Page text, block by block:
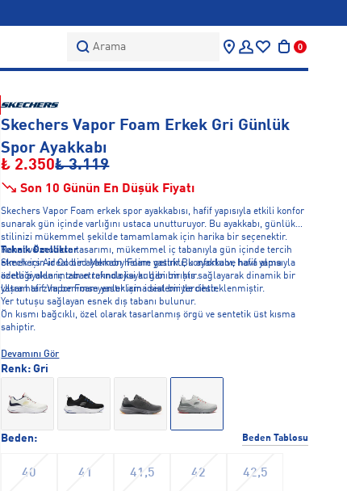
Arama 0
Skechers Vapor Foam Erkek Gri Günlük
Spor Ayakkabı
₺ 2.350₺ 3.119
Son 10 Günün En Düşük Fiyatı
Skechers Vapor Foam erkek spor ayakkabısı, hafif yapısıyla etkili konfor
sunarak gün içinde varlığını ustaca unutturuyor. Bu ayakkabı, günlük
stilinizi mükemmel şekilde tamamlamak için harika bir seçenektir.
Rahat ve modern tasarımı, mükemmel iç tabanıyla gün içinde tercih
etmek için ideal bir ayakkabı haline getirir.Bu ayakkabı, hafif yapısıyla
adeta ayaklarınızın etrafında kayar gibi bir his sağlayarak dinamik bir
yaşam tarzını benimseyenler için ideal bir tercihtir.
Teknik Özellikler
Skechers Air Cooled Memory Foam yastıklı, konforlu ve hava alma
özelliği olan iç taban teknolojisi kullanılmıştır.
Ultra hafif Vapor Foam yastıklama sistemiyle desteklenmiştir.
Yer tutuşu sağlayan esnek dış tabanı bulunur.
Ön kısmı bağcıklı, özel olarak tasarlanmış örgü ve sentetik üst kısma
sahiptir.
Devamını Gör
Beden: Beden Tablosu
40 41 41,5 42 42,5
Renk: Gri